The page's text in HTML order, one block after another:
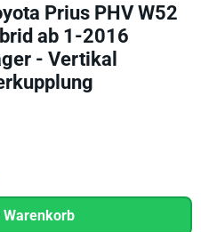
Prius PHV W52
ab 1-2016
- Vertikal
Warenkorb